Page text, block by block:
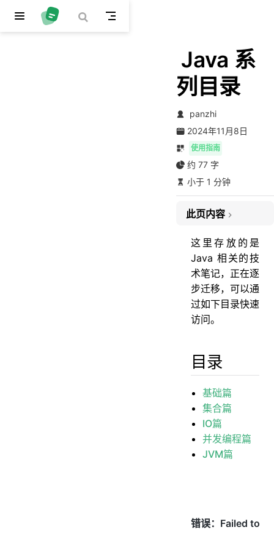
跳至主要內容
Java 系
列目录
panzhi
2024年11月8日
使用指南
约 77 字
小于 1 分钟
此页内容
这里存放的是
Java 相关的技
术笔记，正在逐
步迁移，可以通
过如下目录快速
访问。
目录
基础篇
集合篇
IO篇
并发编程篇
JVM篇